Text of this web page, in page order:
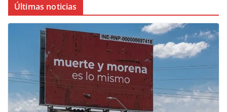
Últimas noticias